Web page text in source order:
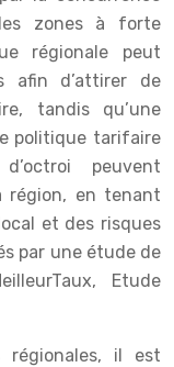
zones à forte
régionale peut
afin d’attirer de
tandis qu’une
politique tarifaire
peuvent
région, en tenant
et des risques
par une étude de
Etude
régionales, il est